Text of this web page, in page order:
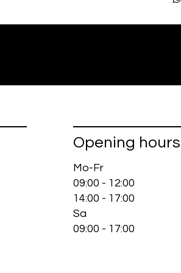
Opening hours
Mo-Fr
09:00 - 12:00
14:00 - 17:00
Sa
09:00 - 17:00